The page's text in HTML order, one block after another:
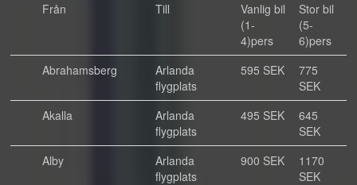
Från Till
Vanlig bil
(1-
4)pers
Stor bil
(5-
6)pers
Abrahamsberg
Arlanda
flygplats
595 SEK
775
SEK
Akalla
Arlanda
flygplats
495 SEK
645
SEK
Alby
Arlanda
flygplats
900 SEK
1170
SEK